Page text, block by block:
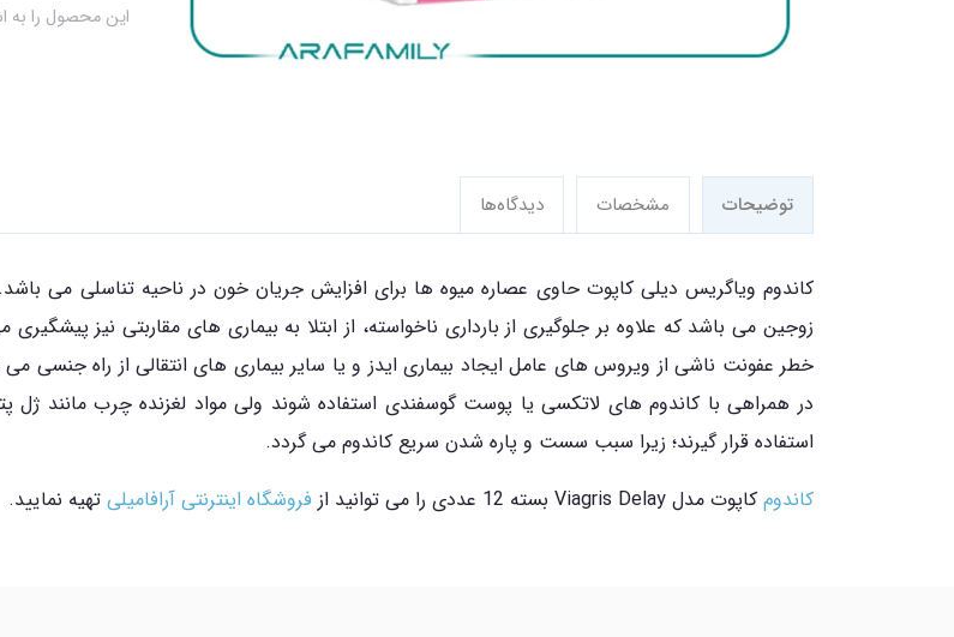
این محصول را به
توضیحات مشخصات دیدگاه‌ها
کاندوم ویاگریس دیلی کاپوت حاوی عصاره میوه ها برای افزایش جریان خون در ناحیه تناسلی می
زوجین می باشد که علاوه بر جلوگیری از بارداری ناخواسته، از ابتلا به بیماری های مقاربتی نیز
در همراهی با کاندوم های لاتکسی یا پوست گوسفندی استفاده شوند ولی مواد لغزنده چرب مانند ژل
استفاده قرار گیرند؛ زیرا سبب سست و پاره شدن سریع کاندوم می گردد.
کاندوم کاپوت مدل Viagris Delay بسته 12 عددی را می توانید از فروشگاه اینترنتی آرافامیلی تهیه نمایید.